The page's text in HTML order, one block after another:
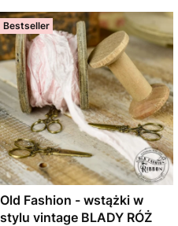
Bestseller
Old Fashion - wstążki w
stylu vintage BLADY RÓŻ